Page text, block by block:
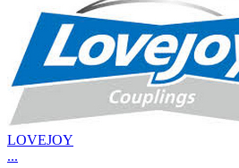
LOVEJOY
...